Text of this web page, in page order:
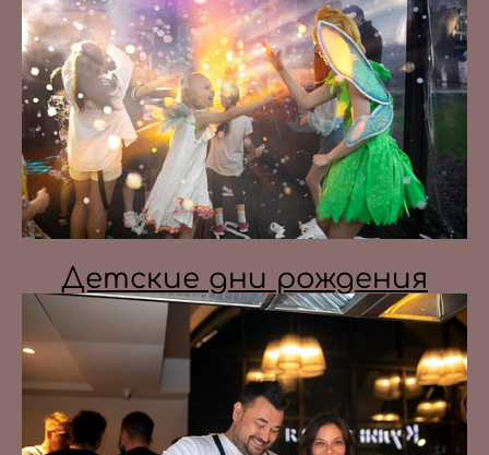
Детские дни рождения